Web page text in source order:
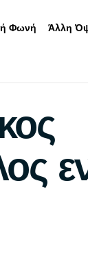
Φωνή Άλλη